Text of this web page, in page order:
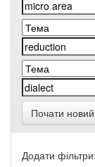
Почати
Додати фільтри: